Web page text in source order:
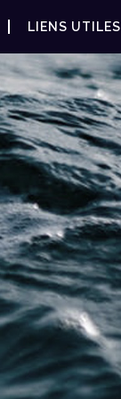
LIENS UTILES